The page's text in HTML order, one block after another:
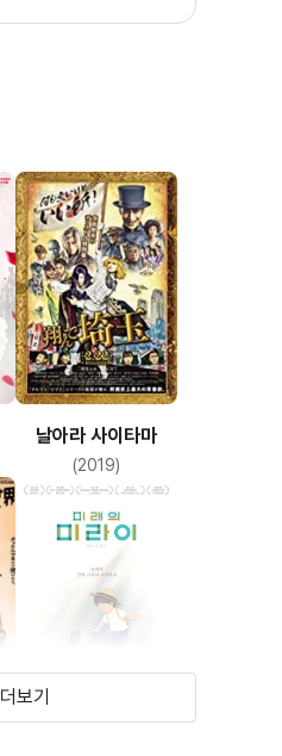
날아라 사이타마
(2019)
더보기